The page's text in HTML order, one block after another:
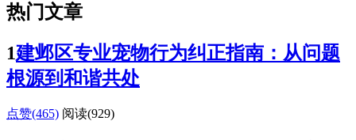
热门文章
1建邺区专业宠物行为纠正指南：从问题
根源到和谐共处
点赞(465) 阅读(929)